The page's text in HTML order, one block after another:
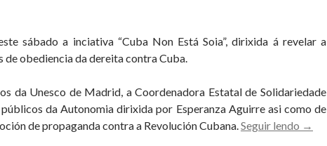
sábado a inciativa “Cuba Non Está Soia”, dirixida á revelar a
de obediencia da dereita contra Cuba.
da Unesco de Madrid, a Coordenadora Estatal de Solidariedade
da Autonomia dirixida por Esperanza Aguirre asi como de
de propaganda contra a Revolución Cubana.Seguir lendo A
→